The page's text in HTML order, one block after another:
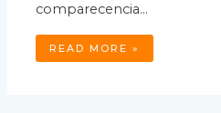
comparecencia…
READ MORE »